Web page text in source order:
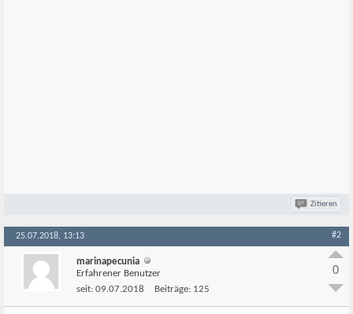
Zitieren
25.07.2018, 13:13 #2
marinapecunia
Erfahrener Benutzer
seit: 09.07.2018 Beiträge: 125
0